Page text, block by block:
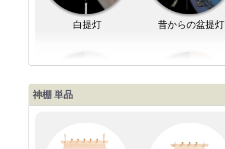
白提灯 昔からの盆提灯
神棚 単品